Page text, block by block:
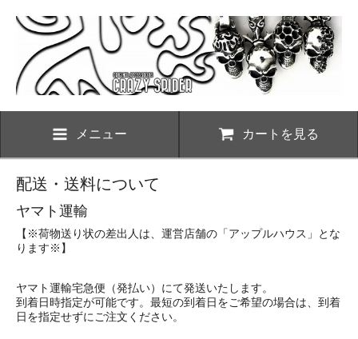
メニュー カートを見る
配送・送料について
ヤマト運輸
【※荷物送り状の差出人は、運営店舗の「アップルハウス」とな
ります※】
ヤマト運輸宅急便（発払い）にて発送いたします。
到着日時指定が可能です。最短の到着日をご希望の場合は、到着
日を指定せずにご注文ください。